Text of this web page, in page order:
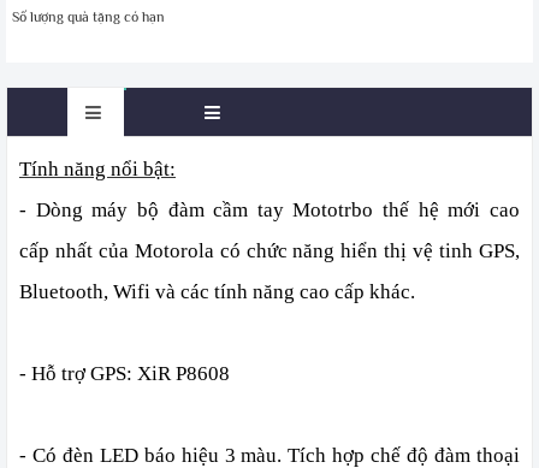
Số lượng quà tặng có hạn
Tính năng nổi bật:
- Dòng máy bộ đàm cầm tay Mototrbo thế hệ mới cao
cấp nhất của Motorola có chức năng hiển thị vệ tinh GPS,
Bluetooth, Wifi và các tính năng cao cấp khác.
- Hỗ trợ GPS: XiR P8608
- Có đèn LED báo hiệu 3 màu. Tích hợp chế độ đàm thoại